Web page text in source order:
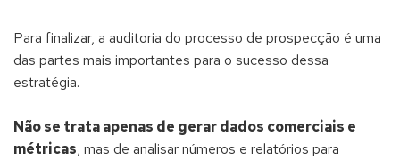
Para finalizar, a auditoria do processo de prospecção é uma
das partes mais importantes para o sucesso dessa
estratégia.
Não se trata apenas de gerar dados comerciais e
métricas, mas de analisar números e relatórios para